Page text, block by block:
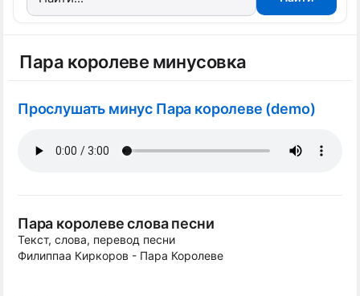
Пара королеве минусовка
Прослушать минус Пара королеве (demo)
Пара королеве слова песни
Текст, слова, перевод песни
Филиппаа Киркоров - Пара Королеве